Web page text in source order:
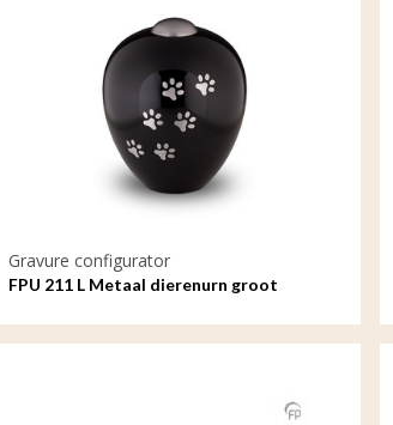
Gravure configurator
FPU 211 L Metaal dierenurn groot